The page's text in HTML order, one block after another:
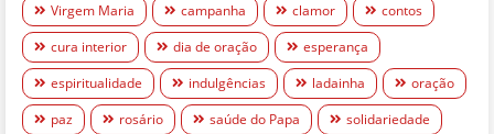
Virgem Maria
campanha clamor
contos
cura interior
dia de oração
esperança
espiritualidade
indulgências ladainha
oração
paz
rosário saúde do Papa
solidariedade